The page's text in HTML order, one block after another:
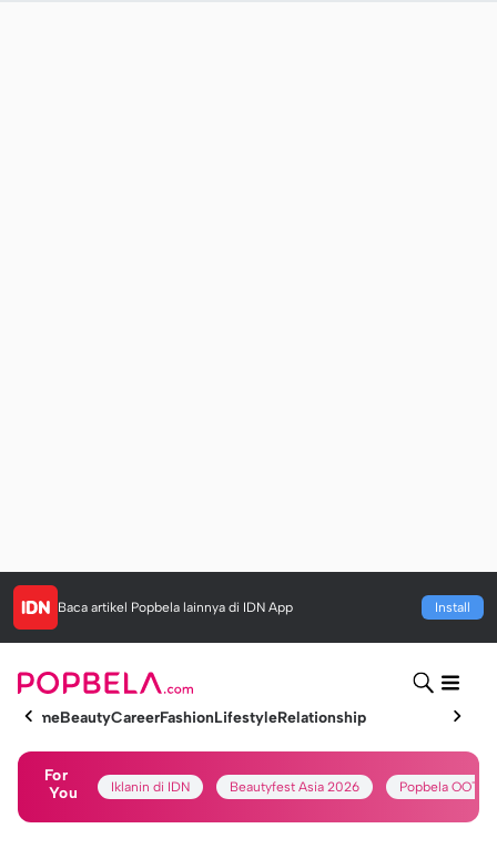
Baca artikel Popbela lainnya di IDN App Install
HomeBeautyCareerFashionLifestyleRelationship
For
You
Iklanin di IDN Beautyfest Asia 2026 Popbela OOTD